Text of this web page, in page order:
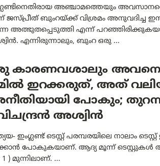
അഞ്ചാമത്തെയും
ജസ്പ്രീത് ബുംറയ്ക്ക് വിശ്രമം അനുവദിച്ച
അത്ഭുതപ്പെടുത്തി എന്ന്
എന്നിരുന്നാലും, ബുംറ ഒരു ...
കാരണവശാലും അവനെ
ഇറക്കരുത്, അത്
പോകും;
അശ്വിൻ
ഇംഗ്ലണ്ട് ടെസ്റ്റ് പരമ്പരയിലെ നാലാം
പോകുകയാണ്. ആദ്യ മൂന്ന് ടെസ്റ്റുകൾ
1 ) മുന്നിലാണ്. ...